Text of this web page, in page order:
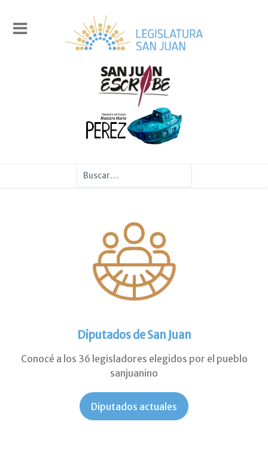
Buscar
Diputados de San Juan
Conocé a los 36 legisladores elegidos por el pueblo
sanjuanino
Diputados actuales